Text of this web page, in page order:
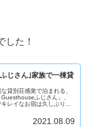
した！
じさん｣家族で一棟貸
貸別荘感覚で泊まれる、
ふじさん」、
レイなお宿は久しぶりで
2021.08.09